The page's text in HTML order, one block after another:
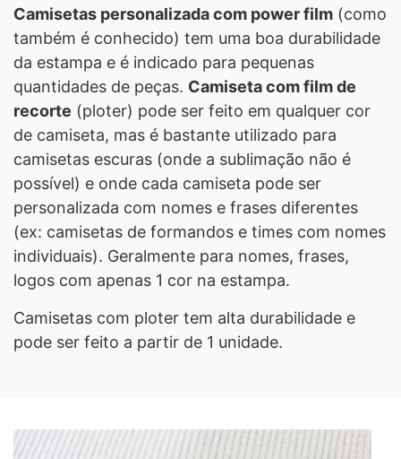
Camisetas personalizada com power film (como
também é conhecido) tem uma boa durabilidade
da estampa e é indicado para pequenas
quantidades de peças. Camiseta com film de
recorte (ploter) pode ser feito em qualquer cor
de camiseta, mas é bastante utilizado para
camisetas escuras (onde a sublimação não é
possível) e onde cada camiseta pode ser
personalizada com nomes e frases diferentes
(ex: camisetas de formandos e times com nomes
individuais). Geralmente para nomes, frases,
logos com apenas 1 cor na estampa.
Camisetas com ploter tem alta durabilidade e
pode ser feito a partir de 1 unidade.